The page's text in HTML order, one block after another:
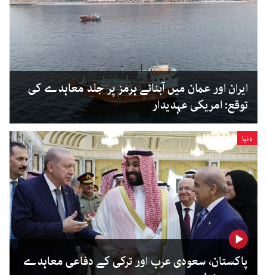
ایران اور عمان میں آبنائے ہرمز پر جلد معاہدے کی
توقع: امریکی عہدیدار
دنیا
پاکستان، سعودی عرب اور ترکی کے دفاعی معاہدے